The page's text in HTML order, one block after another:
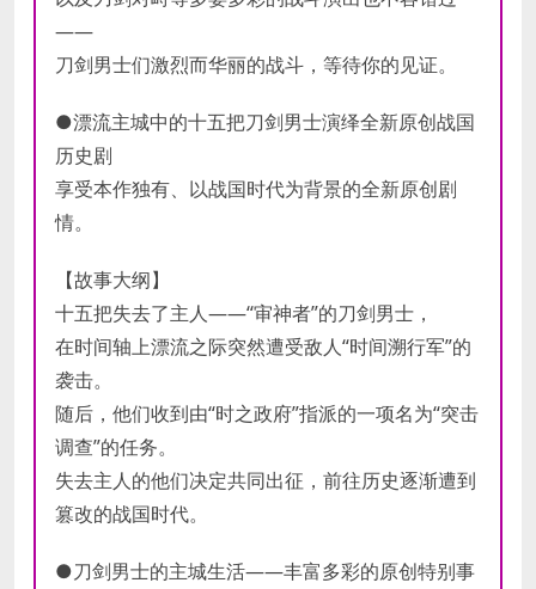
——
刀剑男士们激烈而华丽的战斗，等待你的见证。
●漂流主城中的十五把刀剑男士演绎全新原创战国
历史剧
享受本作独有、以战国时代为背景的全新原创剧
情。
【故事大纲】
十五把失去了主人——“审神者”的刀剑男士，
在时间轴上漂流之际突然遭受敌人“时间溯行军”的
袭击。
随后，他们收到由“时之政府”指派的一项名为“突击
调查”的任务。
失去主人的他们决定共同出征，前往历史逐渐遭到
篡改的战国时代。
●刀剑男士的主城生活——丰富多彩的原创特别事